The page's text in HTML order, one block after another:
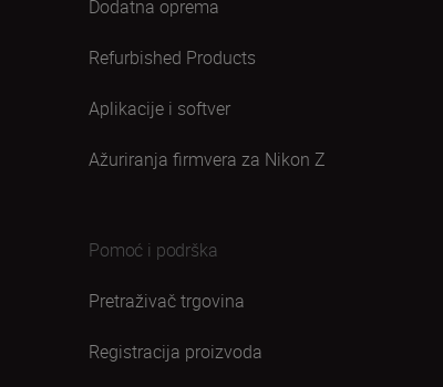
Dodatna oprema
Refurbished Products
Aplikacije i softver
Ažuriranja firmvera za Nikon Z
Pomoć i podrška
Pretraživač trgovina
Registracija proizvoda